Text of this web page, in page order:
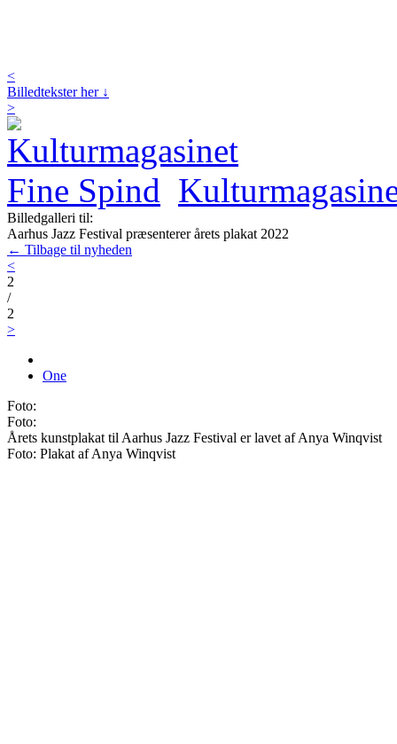
<
Billedtekster her ↓
>
Billedgalleri til:
Aarhus Jazz Festival præsenterer årets plakat 2022
← Tilbage til nyheden
<
2
/
2
>
One
Foto:
Foto:
Årets kunstplakat til Aarhus Jazz Festival er lavet af Anya Winqvist
Foto: Plakat af Anya Winqvist